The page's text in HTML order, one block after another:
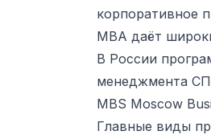
корпоративное
MBA даёт
В России
менеджмента
MBS Moscow
Главные виды